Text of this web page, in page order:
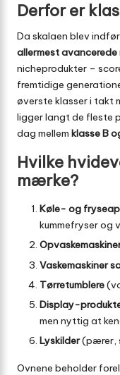
Derfor er
Da skalaen blev
allermest avancerede
nicheprodukter –
fremtidige
øverste klasser i takt
ligger langt de fleste
dag mellem klasse B
Hvilke
mærke?
Køle- og
kummefryser og
Vaskemaskiner
Tørretumblere
Display-
men nyttig at
Lyskilder(pærer,
Ovnene beholder